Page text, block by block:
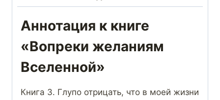
Аннотация к книге
«Вопреки желаниям
Вселенной»
Книга 3. Глупо отрицать, что в моей жизни